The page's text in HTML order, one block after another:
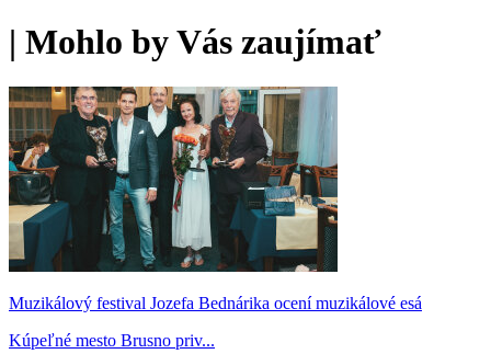
| Mohlo by Vás zaujímať
Muzikálový festival Jozefa Bednárika ocení muzikálové esá
Kúpeľné mesto Brusno priv...